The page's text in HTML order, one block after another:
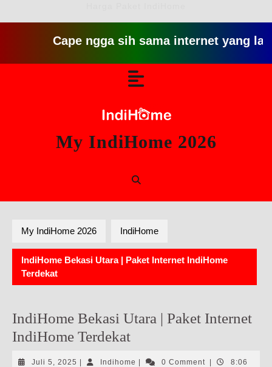
Cape ngga sih sama internet yang
My IndiHome 2026
My IndiHome 2026 IndiHome
IndiHome Bekasi Utara | Paket Internet IndiHome
Terdekat
IndiHome Bekasi Utara | Paket Internet
IndiHome Terdekat
Juli 5, 2025 Juli
Indihome Indihome0 Comment
8:06